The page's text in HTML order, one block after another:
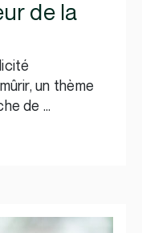
de la
un thème
de …